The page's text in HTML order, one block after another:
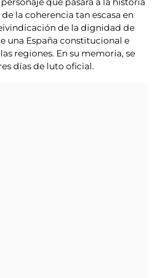
DEL AMIGO MILITANTE
INICIAR SESIÓN
que pasará a la historia
la coherencia tan escasa en
de la dignidad de
una España constitucional e
regiones. En su memoria, se
días de luto oficial.